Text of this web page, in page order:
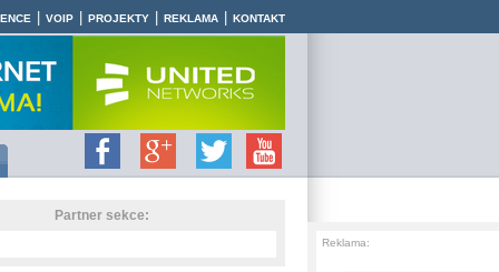
VOIP PROJEKTY REKLAMA KONTAKT
Partner sekce:
Reklama: